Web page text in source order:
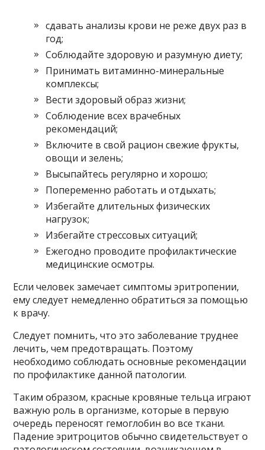
сдавать анализы крови не реже двух раз в
год;
Соблюдайте здоровую и разумную диету;
Принимать витаминно-минеральные
комплексы;
Вести здоровый образ жизни;
Соблюдение всех врачебных
рекомендаций;
Включите в свой рацион свежие фрукты,
овощи и зелень;
Высыпайтесь регулярно и хорошо;
Попеременно работать и отдыхать;
Избегайте длительных физических
нагрузок;
Избегайте стрессовых ситуаций;
Ежегодно проводите профилактические
медицинские осмотры.
Если человек замечает симптомы эритропении,
ему следует немедленно обратиться за помощью
к врачу.
Следует помнить, что это заболевание труднее
лечить, чем предотвращать. Поэтому
необходимо соблюдать основные рекомендации
по профилактике данной патологии.
Таким образом, красные кровяные тельца играют
важную роль в организме, которые в первую
очередь переносят гемоглобин во все ткани.
Падение эритроцитов обычно свидетельствует о